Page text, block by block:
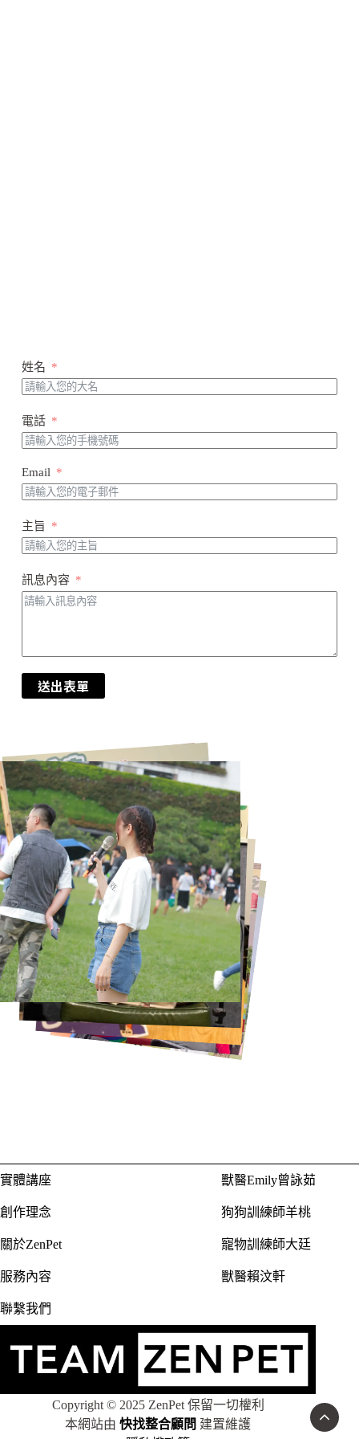
聯繫我們
姓名
電話
Email
主旨
訊息內容
送出表單
Copyright © 2025 ZenPet 保留一切權利
本網站由快找整合顧問 建置維護
實體講座
創作理念
關於ZenPet
服務內容
聯繫我們
獸醫Emily曾詠茹
狗狗訓練師羊桃
寵物訓練師大廷
獸醫賴汶軒